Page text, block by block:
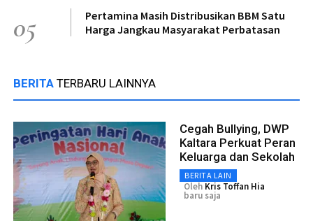
05
Pertamina Masih Distribusikan BBM Satu
Harga Jangkau Masyarakat Perbatasan
BERITA TERBARU LAINNYA
Cegah Bullying, DWP
Kaltara Perkuat Peran
Keluarga dan Sekolah
BERITA LAIN
Oleh Kris Toffan Hia
baru saja